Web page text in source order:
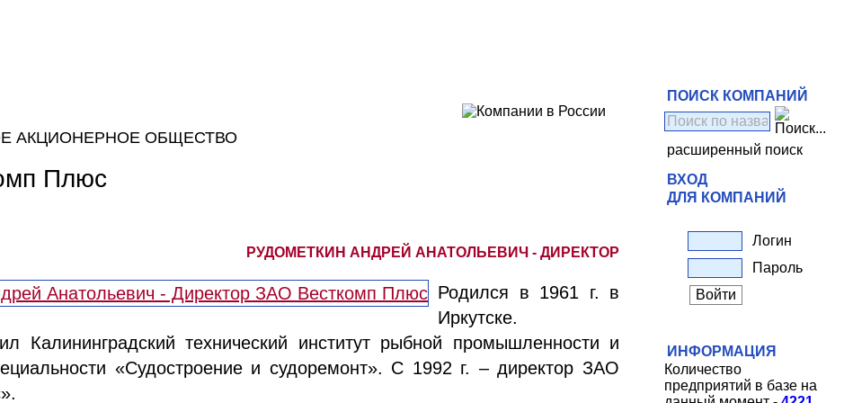
АКЦИОНЕРНОЕ ОБЩЕСТВО
Плюс
РУДОМЕТКИН АНДРЕЙ АНАТОЛЬЕВИЧ - ДИРЕКТОР
Родился в 1961 г. в
Иркутске.
Калининградский технический институт рыбной промышленности и
«Судостроение и судоремонт». С 1992 г. – директор ЗАО
ПОИСК КОМПАНИЙ
расширенный поиск
ВХОД
ДЛЯ КОМПАНИЙ
Логин
Пароль
ИНФОРМАЦИЯ
Количество
предприятий в базе на